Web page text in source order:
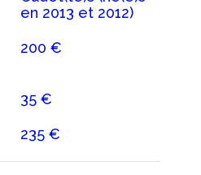
en 2013 et 2012)
200 €
35 €
235 €